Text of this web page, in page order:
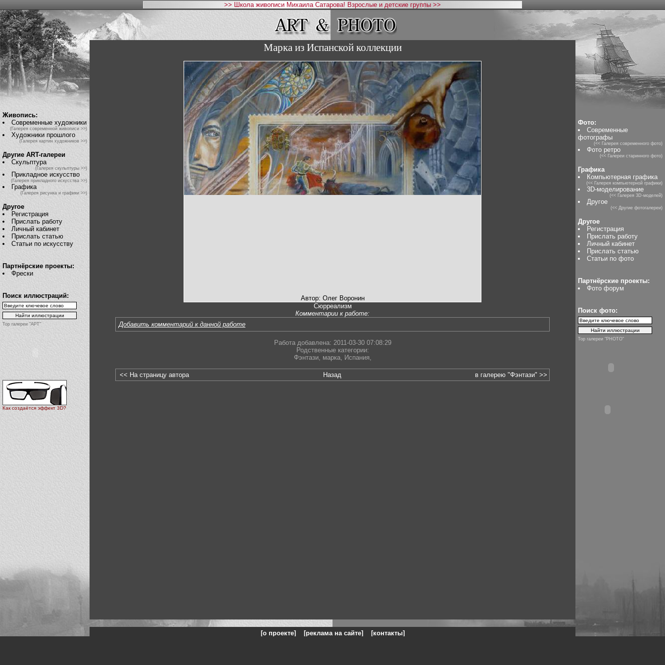
>> Школа живописи Михаила Сатарова! Взрослые и детские группы >>
Живопись:
Современные художники
(Галерея современной живописи >>)
Художники прошлого
(Галерея картин художников >>)
Другие ART-галереи
Скульптура
(Галерея скульптуры >>)
Прикладное искусство
(Галерея прикладного искусства >>)
Графика
(Галерея рисунка и графики >>)
Другое
Регистрация
Прислать работу
Личный кабинет
Прислать статью
Статьи по искусству
Партнёрские проекты:
Фрески
Поиск иллюстраций:
Top галереи "АРТ"
Как создаётся эффект 3D?
Марка из Испанской коллекции
Автор: Олег Воронин
Сюрреализм
Комментарии к работе:
Добавить комментарий к данной работе
Работа добавлена: 2011-03-30 07:08:29
Родственные категории:
Фэнтази, марка, Испания,
<< На страницу автора Назад в галерею "Фэнтази" >>
Фото:
Современные
фотографы
(<< Галерея современного фото)
Фото ретро
(<< Галереи старинного фото)
Графика
Компьютерная графика
(<< Галерея компьютерной графики)
3D-моделирование
(<< Галерея 3D-моделей)
Другое
(<< Другие фотогалереи)
Другое
Регистрация
Прислать работу
Личный кабинет
Прислать статью
Статьи по фото
Партнёрские проекты:
Фото форум
Поиск фото:
Top галереи "PHOTO"
[о проекте] [реклама на сайте] [контакты]